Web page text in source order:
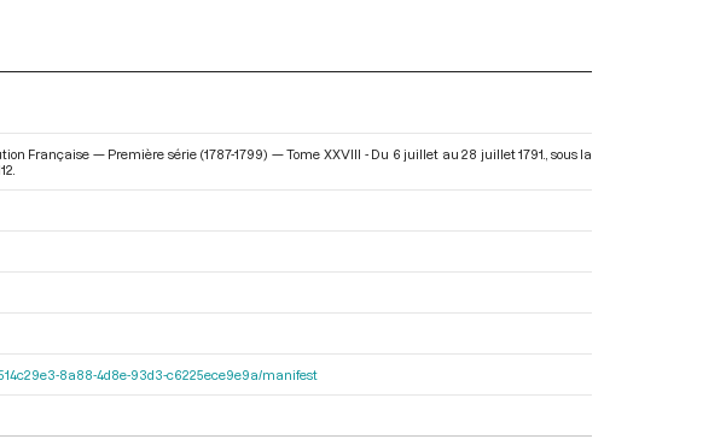
Française — Première série (1787-1799) — Tome XXVIII - Du 6 juillet au 28 juillet 1791. , sous la
8a88-4d8e-93d3-c6225ece9e9a/manifest